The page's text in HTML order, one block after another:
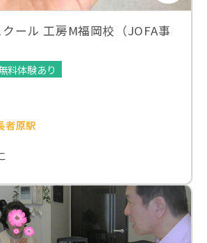
ール 工房M福岡校（JOFA事
料体験あり
者原駅